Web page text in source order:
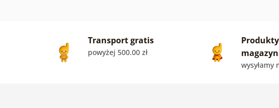
Transport gratis
powyżej 500.00 zł
wysyłamy